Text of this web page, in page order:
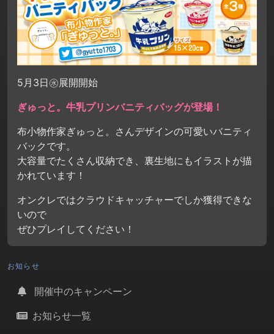
5月3日㊌展開開始
ぎゅっと。牛乳プリンバニティバッグが登場！
布小物作家ぎゅっと。さんデザインの可愛いバニティ
バックです。
大容量でたくさん収納でき、裏生地にもイラストが描
かれています！
オンクレではクラウドキャッチャーでしか獲得できな
いので
ぜひプレイしてください！
お知らせ
開催中のキャンペーン
お知らせ一覧